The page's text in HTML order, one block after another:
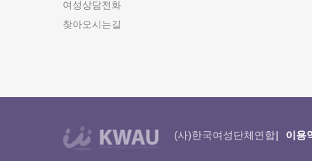
여성상담전화
찾아오시는길
(사)한국여성단체연합 이용